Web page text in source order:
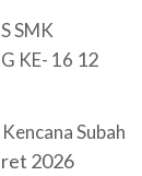
SMK
KE- 16 12
Subah
2026